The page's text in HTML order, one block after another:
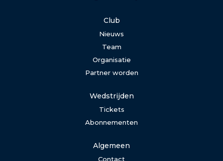
Club
Nieuws
Team
Organisatie
Partner worden
Wedstrijden
Tickets
Abonnementen
Algemeen
Contact